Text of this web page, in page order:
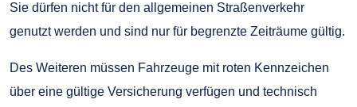
Sie dürfen nicht für den allgemeinen Straßenverkehr
genutzt werden und sind nur für begrenzte Zeiträume gültig.
Des Weiteren müssen Fahrzeuge mit roten Kennzeichen
über eine gültige Versicherung verfügen und technisch